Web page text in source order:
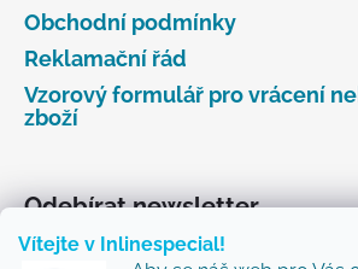
Vítejte v Inlinespecial!
Obchodní podmínky
Reklamační řád
Vzorový formulář pro vrácení
zboží
Odebírat newsletter
Vložte svůj e-mail a my vám budeme